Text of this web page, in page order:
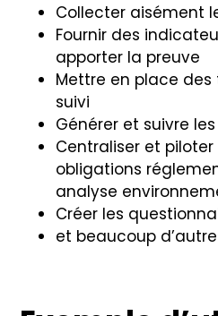
Collecter aisément
Fournir des
apporter la preuve
Mettre en place
suivi
Générer et suivre
Centraliser et
obligations
analyse
Créer les
et beaucoup